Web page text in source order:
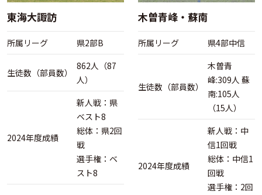
東海大諏訪
所属リーグ 県2部B
生徒数（部員数）
862人（87
人）
2024年度成績
新人戦：県
ベスト8
総体：県2回
戦
選手権：ベ
スト8
木曽青峰・蘇南
所属リーグ 県4部中信
生徒数（部員数）
木曽青
峰:309人 蘇
南:105人
（15人）
2024年度成績
新人戦：中
信1回戦
総体：中信1
回戦
選手権：2回